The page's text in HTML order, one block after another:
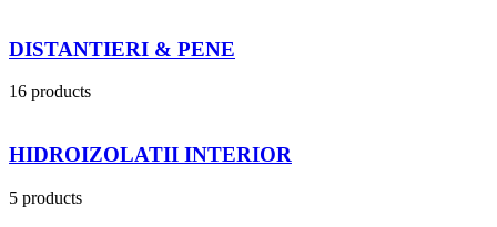
DISTANTIERI & PENE
16 products
HIDROIZOLATII INTERIOR
5 products